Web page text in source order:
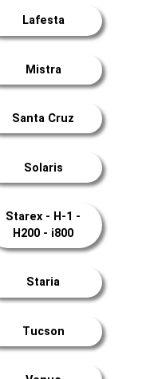
Lafesta
Mistra
Santa Cruz
Solaris
Starex - H-1 -
H200 - i800
Staria
Tucson